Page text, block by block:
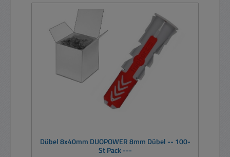
Dübel 8x40mm DUOPOWER 8mm Dübel -- 100-
St Pack ---